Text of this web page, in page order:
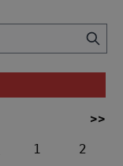
>>
1
2